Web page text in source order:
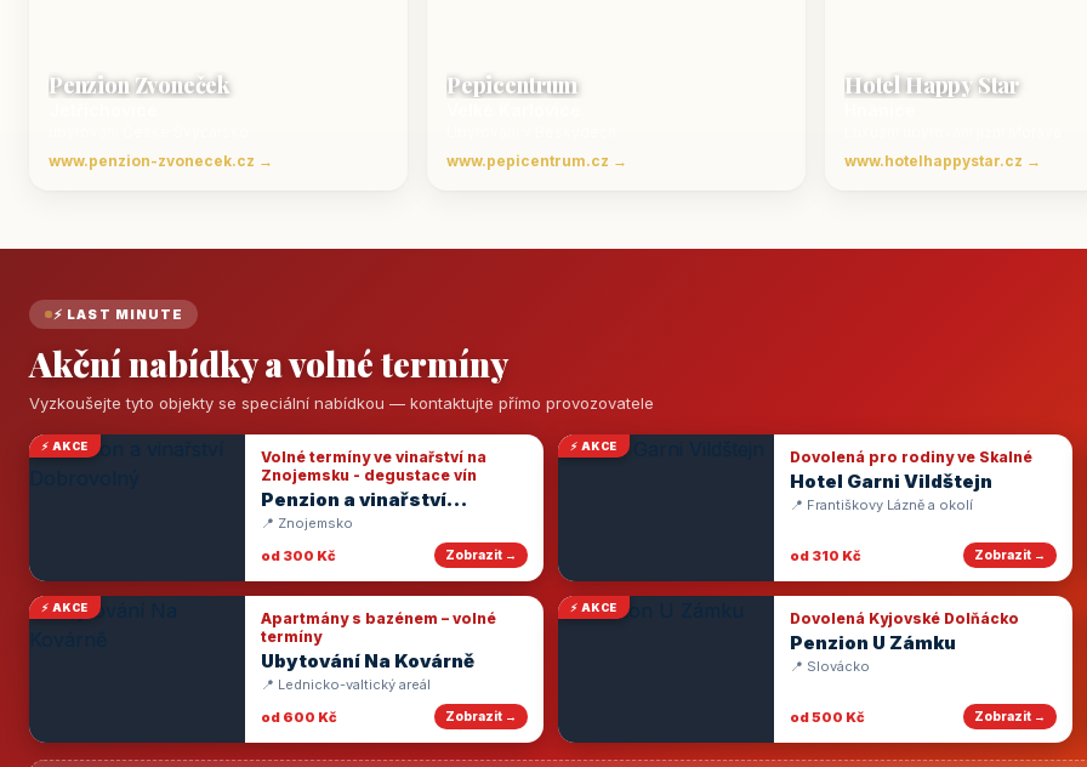
Penzion Zvoneček
www.penzion-zvonecek.cz →
Pepicentrum
www.pepicentrum.cz →
Hotel Happy Star
www.hotelhappystar.cz →
⚡ LAST MINUTE
Akční nabídky a volné termíny
Vyzkoušejte tyto objekty se speciální nabídkou — kontaktujte přímo provozovatele
⚡ AKCE
Volné termíny ve vinařství na
Znojemsku - degustace vín
Penzion a vinařství
Dobrovolný
📍 Znojemsko
od 300 Kč
Zobrazit →
⚡ AKCE
Dovolená pro rodiny ve Skalné
Hotel Garni Vildštejn
📍 Františkovy Lázně a okolí
od 310 Kč Zobrazit →
⚡ AKCE
Apartmány s bazénem – volné
termíny
Ubytování Na Kovárně
📍 Lednicko-valtický areál
od 600 Kč
Zobrazit →
⚡ AKCE
Dovolená Kyjovské Dolňácko
Penzion U Zámku
📍 Slovácko
od 500 Kč Zobrazit →